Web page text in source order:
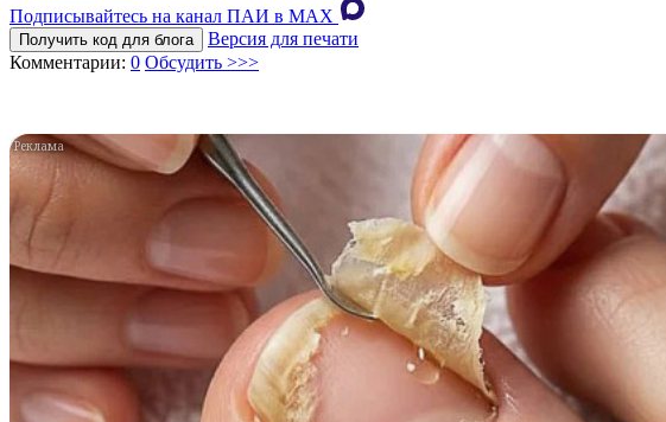
Подписывайтесь на канал ПАИ в MAХ
Получить код для блога
Версия для печати
Комментарии: 0 Обсудить >>>